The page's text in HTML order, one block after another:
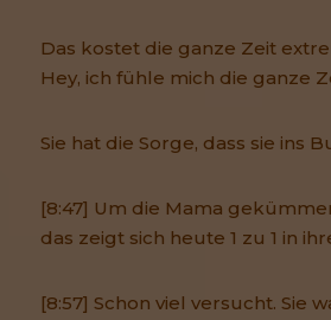
Das kostet die ganze Zeit
Hey, ich fühle mich die ganze
Sie hat die Sorge, dass sie ins
[8:47] Um die Mama
das zeigt sich heute 1 zu 1 in
[8:57] Schon viel versucht. Sie